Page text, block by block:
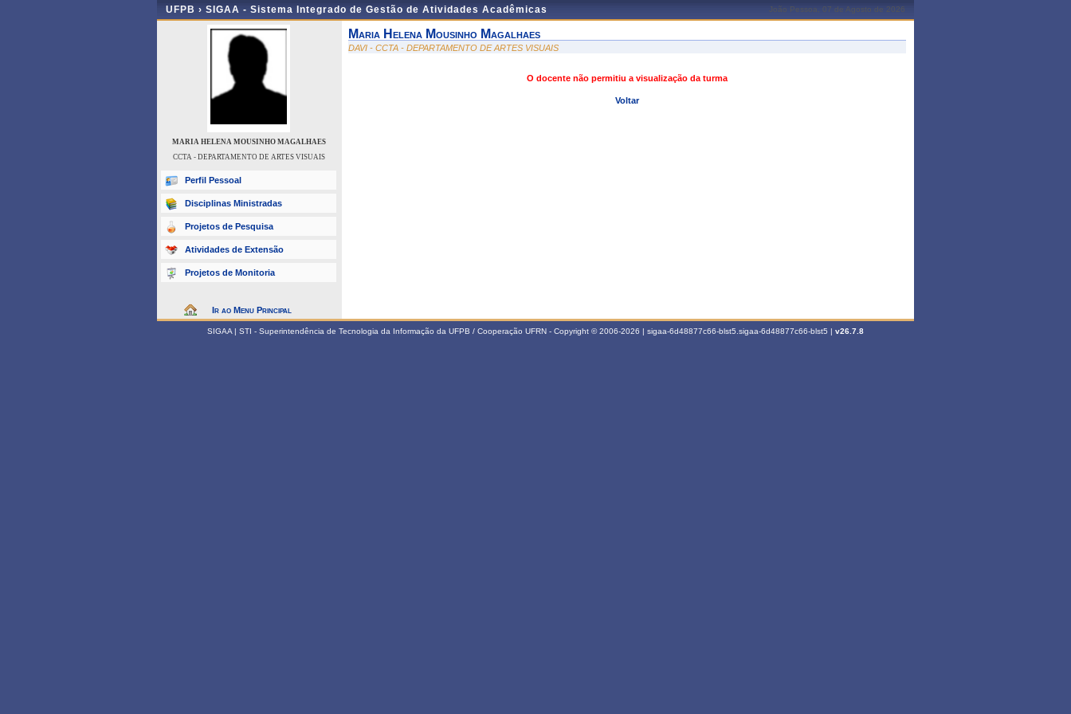
UFPB › SIGAA - Sistema Integrado de Gestão de Atividades Acadêmicas João Pessoa, 07 de Agosto de 2026
MARIA HELENA MOUSINHO MAGALHAES
CCTA - DEPARTAMENTO DE ARTES VISUAIS
Perfil Pessoal
Disciplinas Ministradas
Projetos de Pesquisa
Atividades de Extensão
Projetos de Monitoria
Ir ao Menu Principal
Maria Helena Mousinho Magalhaes
DAVI - CCTA - DEPARTAMENTO DE ARTES VISUAIS
O docente não permitiu a visualização da turma
Voltar
SIGAA | STI - Superintendência de Tecnologia da Informação da UFPB / Cooperação UFRN - Copyright © 2006-2026 | sigaa-6d48877c66-blst5.sigaa-6d48877c66-blst5 | v26.7.8